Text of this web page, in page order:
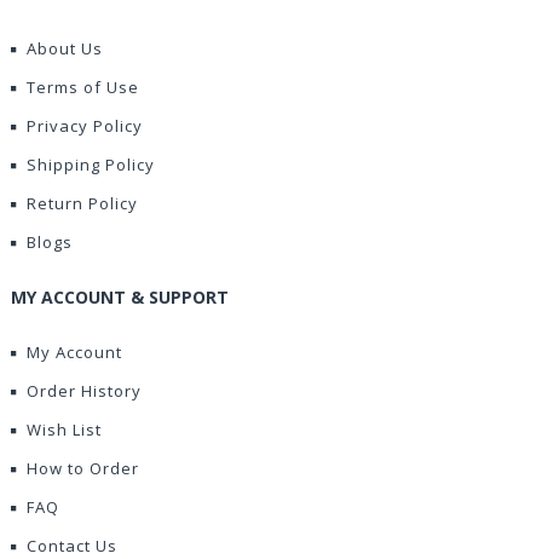
About Us
Terms of Use
Privacy Policy
Shipping Policy
Return Policy
Blogs
MY ACCOUNT & SUPPORT
My Account
Order History
Wish List
How to Order
FAQ
Contact Us